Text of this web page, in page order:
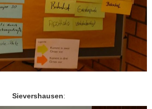
Sievershausen: